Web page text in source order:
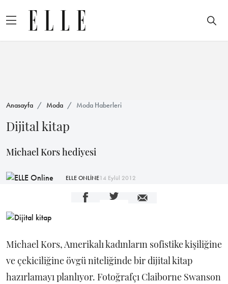
Anasayfa Moda Moda Haberleri
Dijital kitap
Michael Kors hediyesi
ELLE ONLİNE14 Eylül 2012
Michael Kors, Amerikalı kadınların sofistike kişiliğine
ve çekiciliğine övgü niteliğinde bir dijital kitap
hazırlamayı planlıyor. Fotoğrafçı Claiborne Swanson